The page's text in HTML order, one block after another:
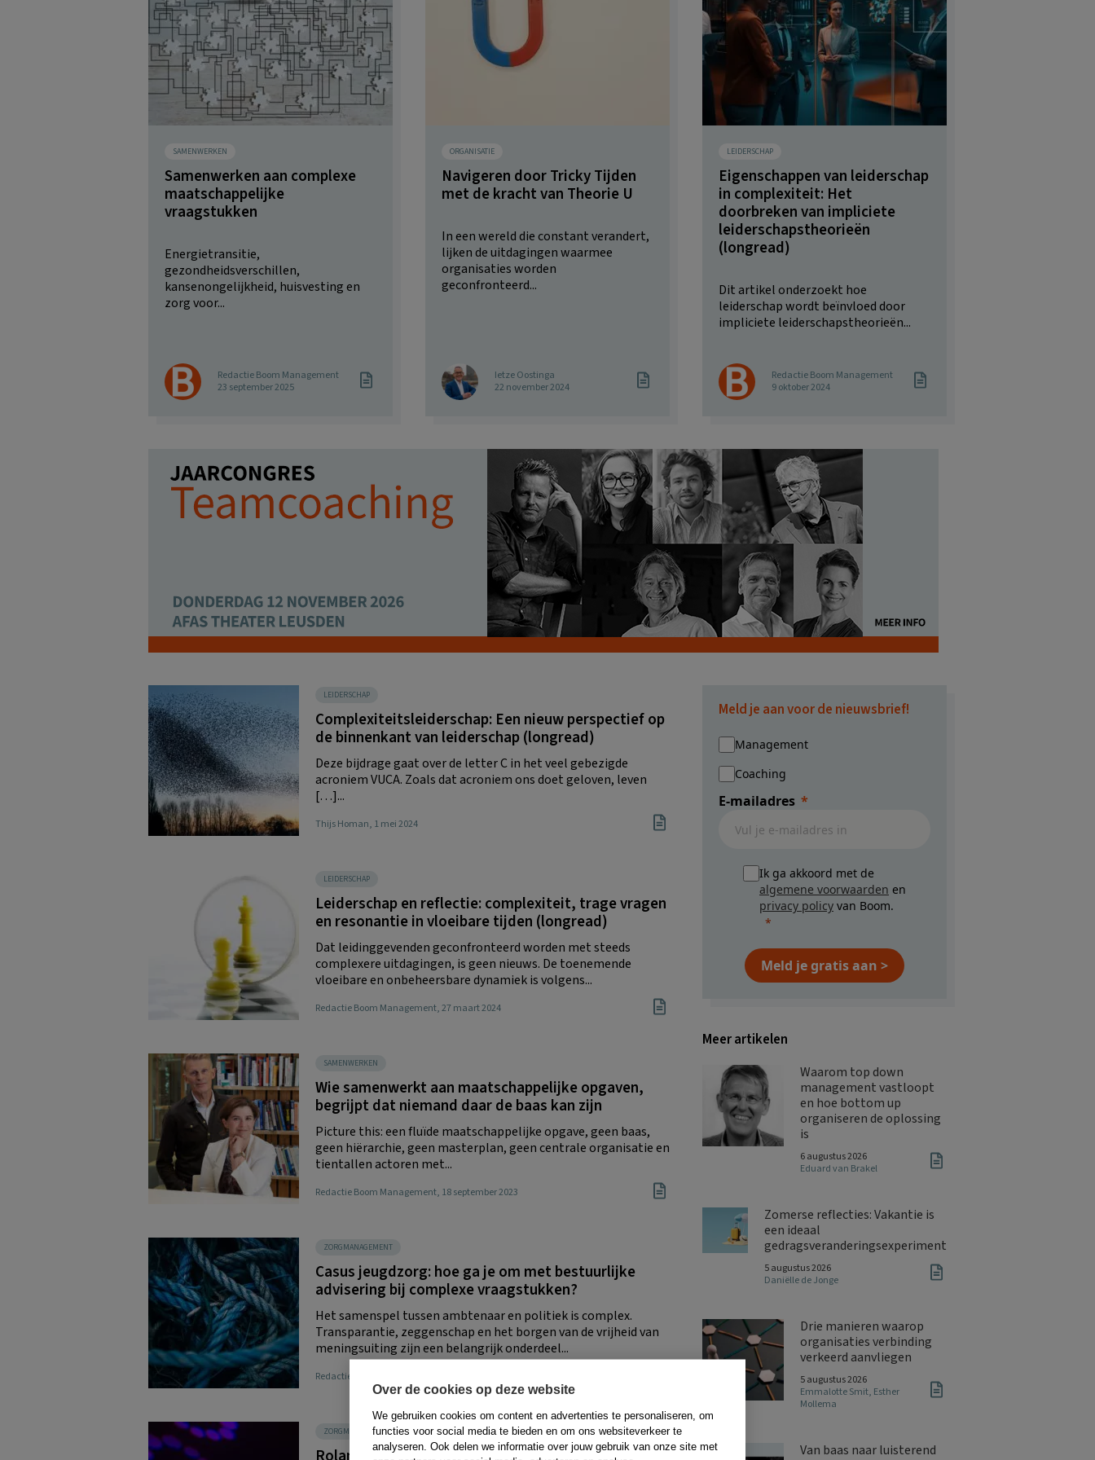
SAMENWERKEN
Samenwerken aan complexe
maatschappelijke
vraagstukken
Energietransitie,
gezondheidsverschillen,
kansenongelijkheid, huisvesting en
zorg voor...
Redactie Boom Management
23 september 2025
ORGANISATIE
Navigeren door Tricky Tijden
met de kracht van Theorie U
In een wereld die constant verandert,
lijken de uitdagingen waarmee
organisaties worden
geconfronteerd...
Ietze Oostinga
22 november 2024
LEIDERSCHAP
Eigenschappen van leiderschap
in complexiteit: Het
doorbreken van impliciete
leiderschapstheorieën
(longread)
Dit artikel onderzoekt hoe
leiderschap wordt beïnvloed door
impliciete leiderschapstheorieën...
Redactie Boom Management
9 oktober 2024
LEIDERSCHAP
Complexiteitsleiderschap: Een nieuw perspectief op
de binnenkant van leiderschap (longread)
Deze bijdrage gaat over de letter C in het veel gebezigde
acroniem VUCA. Zoals dat acroniem ons doet geloven, leven
[…]...
Thijs Homan, 1 mei 2024
LEIDERSCHAP
Leiderschap en reflectie: complexiteit, trage vragen
en resonantie in vloeibare tijden (longread)
Dat leidinggevenden geconfronteerd worden met steeds
complexere uitdagingen, is geen nieuws. De toenemende
vloeibare en onbeheersbare dynamiek is volgens...
Redactie Boom Management, 27 maart 2024
SAMENWERKEN
Wie samenwerkt aan maatschappelijke opgaven,
begrijpt dat niemand daar de baas kan zijn
Picture this: een fluïde maatschappelijke opgave, geen baas,
geen hiërarchie, geen masterplan, geen centrale organisatie en
tientallen actoren met...
Redactie Boom Management, 18 september 2023
ZORGMANAGEMENT
Casus jeugdzorg: hoe ga je om met bestuurlijke
advisering bij complexe vraagstukken?
Het samenspel tussen ambtenaar en politiek is complex.
Transparantie, zeggenschap en het borgen van de vrijheid van
meningsuiting zijn een belangrijk onderdeel...
Redactie Boom Management
ZORGMANAGEMENT
Meld je aan voor de nieuwsbrief!
Management
Coaching
E-mailadres
Ik ga akkoord met de
algemene voorwaarden en
privacy policy van Boom.
Meld je gratis aan >
Meer artikelen
Waarom top down
management vastloopt
en hoe bottom up
organiseren de oplossing
is
6 augustus 2026
Eduard van Brakel
Zomerse reflecties: Vakantie is
een ideaal
gedragsveranderingsexperiment
5 augustus 2026
Daniëlle de Jonge
Drie manieren waarop
organisaties verbinding
verkeerd aanvliegen
5 augustus 2026
Emmalotte Smit, Esther
Mollema
Van baas naar luisterend
Over de cookies op deze website
We gebruiken cookies om content en advertenties te personaliseren, om
functies voor social media te bieden en om ons websiteverkeer te
analyseren. Ook delen we informatie over jouw gebruik van onze site met